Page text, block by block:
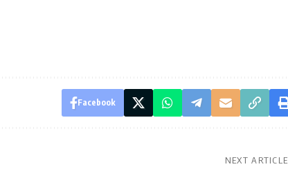
Facebook
NEXT ARTICLE